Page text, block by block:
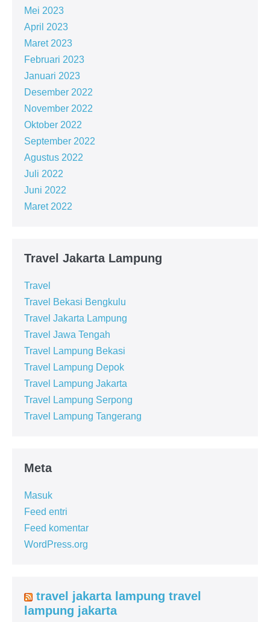
Mei 2023
April 2023
Maret 2023
Februari 2023
Januari 2023
Desember 2022
November 2022
Oktober 2022
September 2022
Agustus 2022
Juli 2022
Juni 2022
Maret 2022
Travel Jakarta Lampung
Travel
Travel Bekasi Bengkulu
Travel Jakarta Lampung
Travel Jawa Tengah
Travel Lampung Bekasi
Travel Lampung Depok
Travel Lampung Jakarta
Travel Lampung Serpong
Travel Lampung Tangerang
Meta
Masuk
Feed entri
Feed komentar
WordPress.org
travel jakarta lampung travel
lampung jakarta